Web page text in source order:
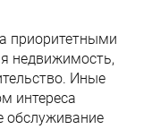
приоритетными
недвижимость,
Иные
интереса
обслуживание